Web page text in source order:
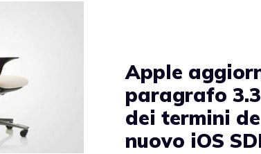
Apple
paragrafo
dei termini
nuovo iOS